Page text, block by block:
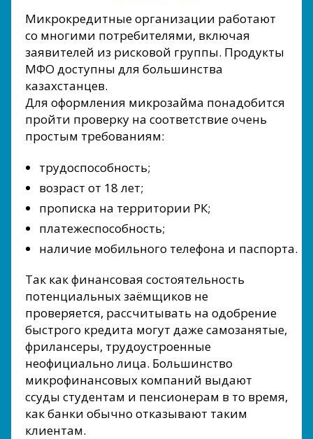
Микрокредитные организации работают
со многими потребителями, включая
заявителей из рисковой группы. Продукты
МФО доступны для большинства
казахстанцев.
Для оформления микрозайма понадобится
пройти проверку на соответствие очень
простым требованиям:
трудоспособность;
возраст от 18 лет;
прописка на территории РК;
платежеспособность;
наличие мобильного телефона и паспорта.
Так как финансовая состоятельность
потенциальных заёмщиков не
проверяется, рассчитывать на одобрение
быстрого кредита могут даже самозанятые,
фрилансеры, трудоустроенные
неофициально лица. Большинство
микрофинансовых компаний выдают
ссуды студентам и пенсионерам в то время,
как банки обычно отказывают таким
клиентам.